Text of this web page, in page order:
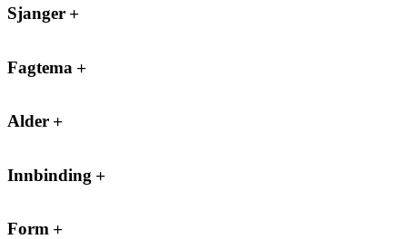
Sjanger
Fagtema
Alder
Innbinding
Form